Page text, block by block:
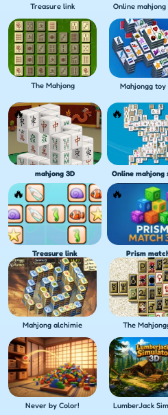
Treasure link
The Mahjong Mahjongg toy
mahjong 3D Online
Treasure link Prism
Mahjong alchimie The
Never by Color!